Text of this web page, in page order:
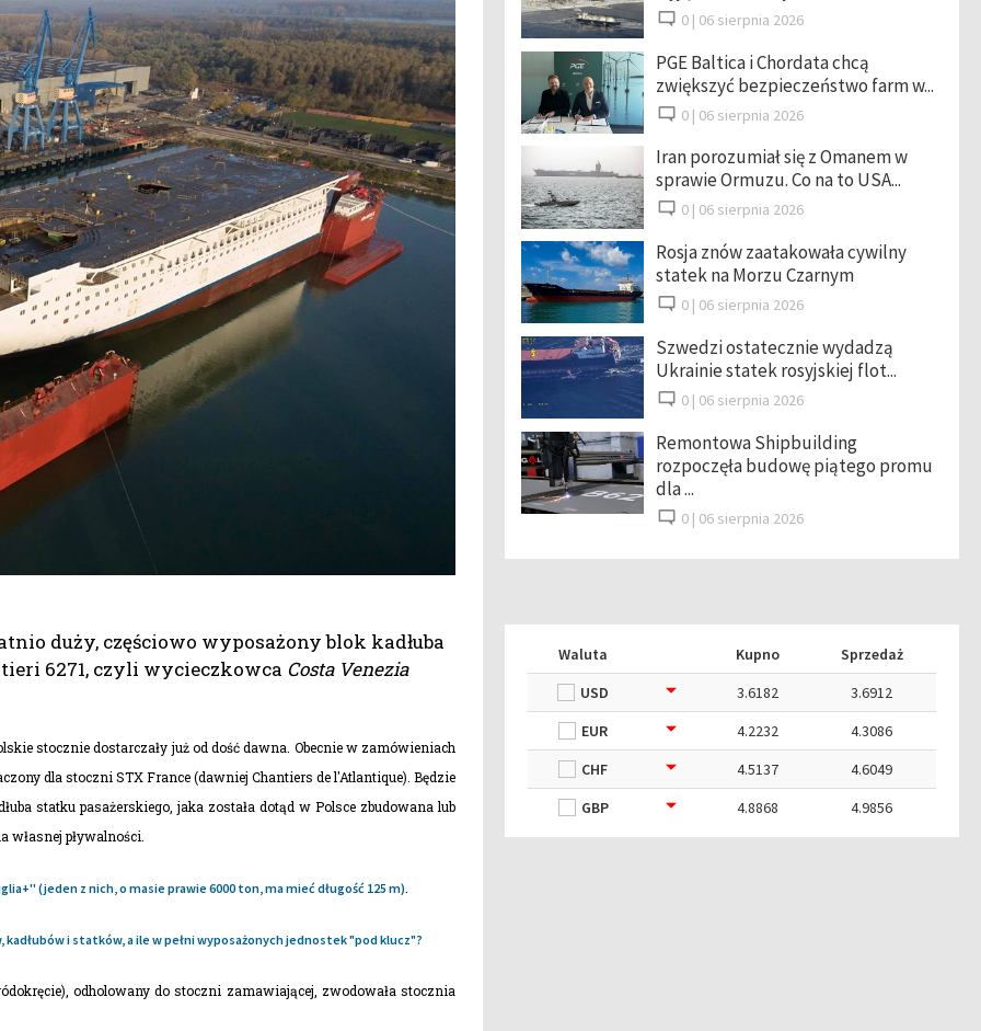
duży, częściowo wyposażony blok kadłuba
6271, czyli wycieczkowca Costa Venezia
stocznie dostarczały już od dość dawna. Obecnie w zamówieniach
dla stoczni STX France (dawniej Chantiers de l'Atlantique). Będzie
statku pasażerskiego, jaka została dotąd w Polsce zbudowana lub
pływalności.
(jeden z nich, o masie prawie 6000 ton, ma mieć długość 125 m)
i statków, a ile w pełni wyposażonych jednostek "pod klucz"?
odholowany do stoczni zamawiającej, zwodowała stocznia
0 | 06 sierpnia 2026
PGE Baltica i Chordata chcą
zwiększyć bezpieczeństwo farm w...
0 | 06 sierpnia 2026
Iran porozumiał się z Omanem w
sprawie Ormuzu. Co na to USA...
0 | 06 sierpnia 2026
Rosja znów zaatakowała cywilny
statek na Morzu Czarnym
0 | 06 sierpnia 2026
Szwedzi ostatecznie wydadzą
Ukrainie statek rosyjskiej flot...
0 | 06 sierpnia 2026
Remontowa Shipbuilding
rozpoczęła budowę piątego promu
dla ...
0 | 06 sierpnia 2026
Waluta Kupno
Sprzedaż
USD
3.6182
3.6912
EUR
4.2232
4.3086
CHF
4.5137
4.6049
GBP
4.8868 4.9856